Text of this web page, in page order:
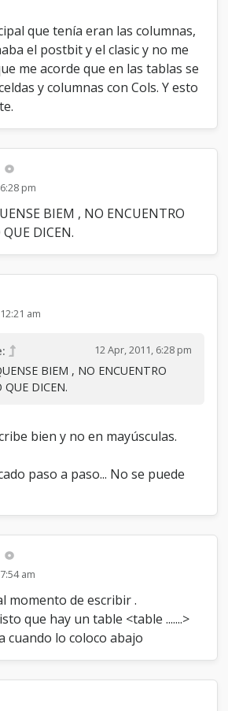
que tenía eran las columnas,
el postbit y el clasic y no me
me acorde que en las tablas se
y columnas con Cols. Y esto
pm
BIEM , NO ENCUENTRO
DICEN.
am
12 Apr, 2011, 6:28 pm
BIEM , NO ENCUENTRO
DICEN.
bien y no en mayúsculas.
paso a paso... No se puede
am
momento de escribir .
que hay un table <table .......>
cuando lo coloco abajo